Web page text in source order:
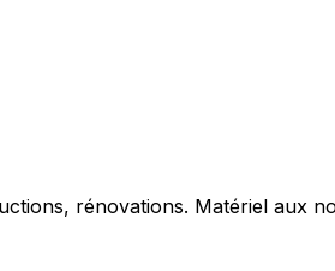
rénovations. Matériel aux